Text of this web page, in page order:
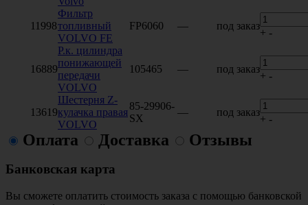
11998
Фильтр
топливный
VOLVO FE
FP6060 — под заказ
+ -
16889
Р.к. цилиндра
понижающей
передачи
VOLVO
105465 — под заказ
+ -
13619
Шестерня Z-
кулачка правая
VOLVO
85-29906-
SX
— под заказ
+ -
Оплата Доставка Отзывы
Банковская карта
Вы сможете оплатить стоимость заказа с помощью банковской